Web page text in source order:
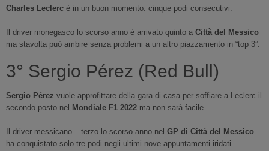
Charles Leclerc è in un buon momento: cinque podi consecutivi.
Il driver monegasco lo scorso anno è arrivato quinto a Città del Messico
ma stavolta può ambire senza problemi a un altro piazzamento in “top 3”.
3° Sergio Pérez (Red Bull)
Sergio Pérez vuole approfittare della gara di casa per soffiare a Leclerc il
secondo posto nel Mondiale F1 2022 ma non sarà facile.
Il driver messicano – terzo lo scorso anno nel GP di Città del Messico –
ha conquistato solo tre podi negli ultimi nove appuntamenti iridati.